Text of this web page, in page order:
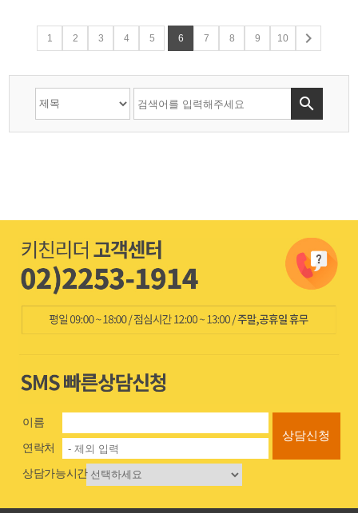
1 2 3 4 5 6 7 8 9 10 

이름
연락처
상담가능시간
상담신청